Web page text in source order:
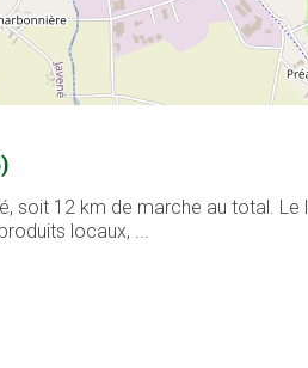
soit 12 km de marche au total.
locaux, ...